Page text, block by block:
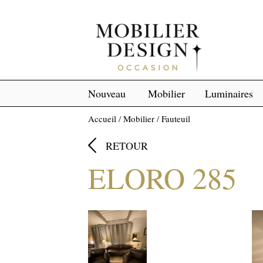
Nouveau Mobilier Luminaires
Accueil/Mobilier/Fauteuil
 RETOUR
ELORO 285